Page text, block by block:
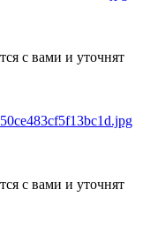
с вами и уточнят
с вами и уточнят